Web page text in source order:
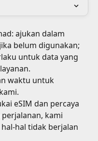
ajukan dalam
belum digunakan;
untuk data yang
waktu untuk
eSIM dan percaya
kami
hal tidak berjalan